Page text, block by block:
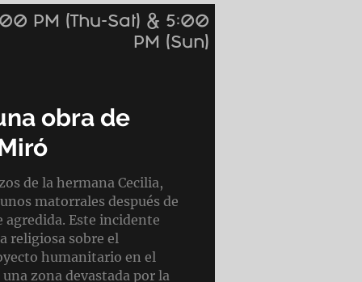
PM (Thu-Sat) & 5:00
PM (Sun)
obra de
de la hermana Cecilia,
matorrales después de
Este incidente
religiosa sobre el
humanitario en el
zona devastada por la